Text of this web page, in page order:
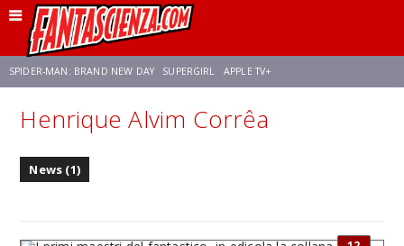
SPIDER-MAN: BRAND NEW DAY SUPERGIRL APPLE TV+
FRANCO RICCIARDIELLO ZENDAYA STAR TREK AVENGERS: DOOMSDAY
Henrique Alvim Corrêa
News (1)